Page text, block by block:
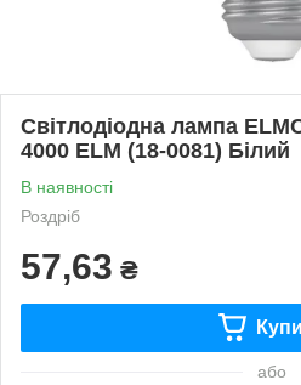
Світлодіодна лампа
4000 ELM (18-0081) Білий
В наявності
Роздріб
57,63 ₴
або